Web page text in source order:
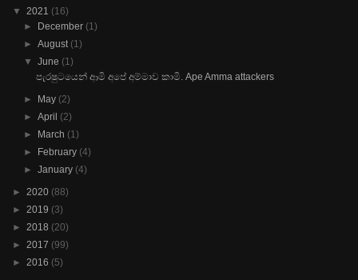
▼ 2021 (16)
► December (1)
►August (1)
▼June (1)
පැරෂුටයෙන් ආමි අපේ අම්මාව කාමි. Ape Amma attackers
► May (2)
►April (2)
► March (1)
► February (4)
►January (4)
► 2020 (88)
► 2019 (3)
► 2018 (20)
► 2017 (99)
► 2016 (5)